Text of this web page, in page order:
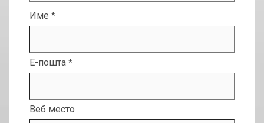
Име *
Е-пошта *
Веб место